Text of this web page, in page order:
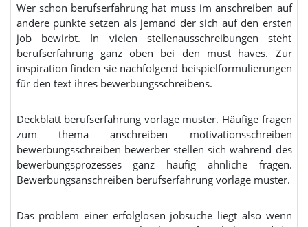
Wer schon berufserfahrung hat muss im anschreiben auf
andere punkte setzen als jemand der sich auf den ersten
job bewirbt. In vielen stellenausschreibungen steht
berufserfahrung ganz oben bei den must haves. Zur
inspiration finden sie nachfolgend beispielformulierungen
für den text ihres bewerbungsschreibens.
Deckblatt berufserfahrung vorlage muster. Häufige fragen
zum thema anschreiben motivationsschreiben
bewerbungsschreiben bewerber stellen sich während des
bewerbungsprozesses ganz häufig ähnliche fragen.
Bewerbungsanschreiben berufserfahrung vorlage muster.
Das problem einer erfolglosen jobsuche liegt also wenn